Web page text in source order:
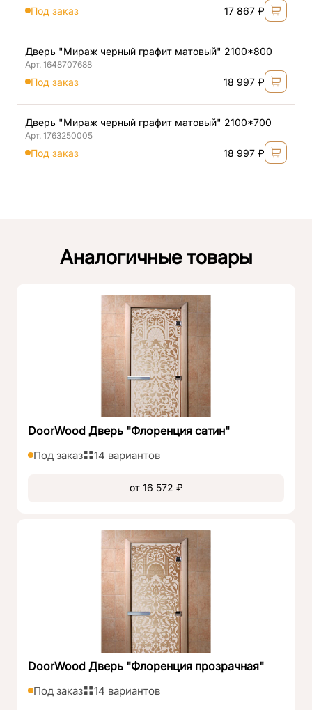
Под заказ 17 867 ₽
Дверь "Мираж черный графит матовый" 2100*800
Арт. 1648707688
Под заказ 18 997 ₽
Дверь "Мираж черный графит матовый" 2100*700
Арт. 1763250005
Под заказ 18 997 ₽
Аналогичные товары
DoorWood Дверь "Флоренция сатин"
Под заказ 14 вариантов
от 16 572 ₽
DoorWood Дверь "Флоренция прозрачная"
Под заказ 14 вариантов